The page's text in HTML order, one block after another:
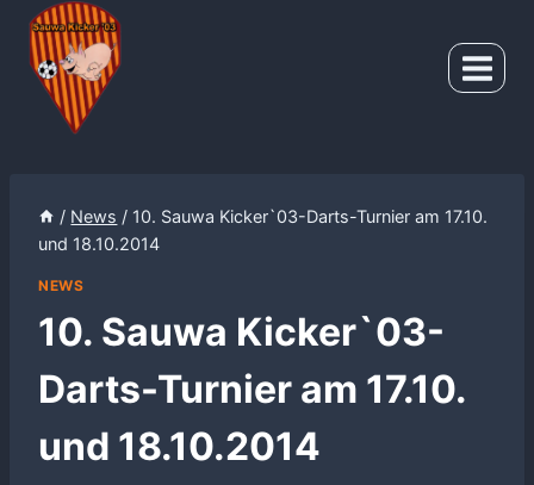
Zum
Inhalt
springen
/ News / 10. Sauwa Kicker`03-Darts-Turnier am 17.10.
und 18.10.2014
NEWS
10. Sauwa Kicker`03-
Darts-Turnier am 17.10.
und 18.10.2014